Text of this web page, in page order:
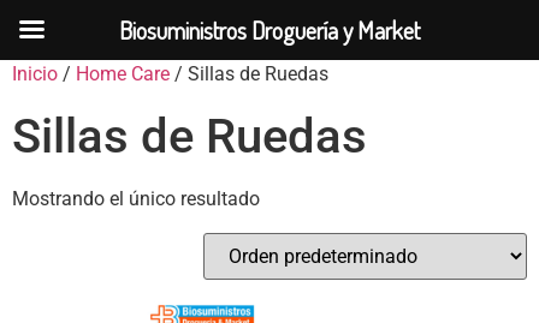
Inicio / Home Care / Sillas de Ruedas
Sillas de Ruedas
Mostrando el único resultado
Biosuministros Droguería y Market